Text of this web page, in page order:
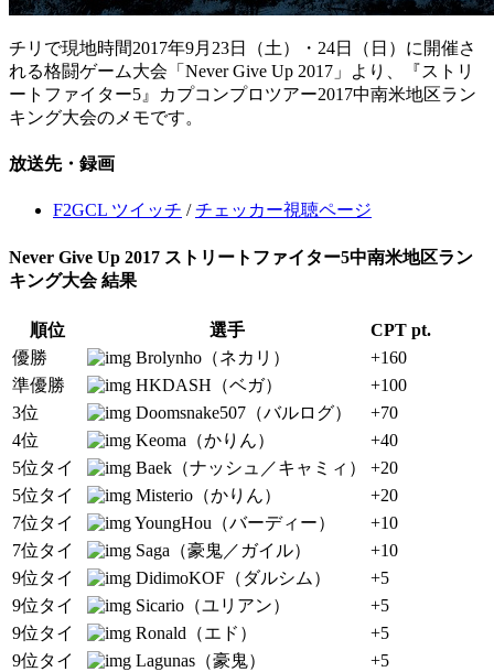
チリで現地時間2017年9月23日（土）・24日（日）に開催さ
れる格闘ゲーム大会「Never Give Up 2017」より、『ストリ
ートファイター5』カプコンプロツアー2017中南米地区ラン
キング大会のメモです。
放送先・録画
F2GCL ツイッチ /チェッカー視聴ページ
Never Give Up 2017 ストリートファイター5中南米地区ラン
キング大会 結果
順位 選手
CPT pt.
優勝
Brolynho（ネカリ）
+160
準優勝
HKDASH（ベガ）
+100
3位
Doomsnake507（バルログ）
+70
4位
Keoma（かりん）
+40
5位タイ
Baek（ナッシュ／キャミィ）
+20
5位タイ
Misterio（かりん）
+20
7位タイ
YoungHou（バーディー）
+10
7位タイ
Saga（豪鬼／ガイル）
+10
9位タイ
DidimoKOF（ダルシム）
+5
9位タイ
Sicario（ユリアン）
+5
9位タイ
Ronald（エド）
+5
9位タイ
Lagunas（豪鬼）
+5